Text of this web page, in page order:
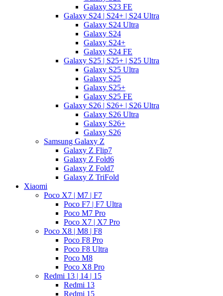
Galaxy S23 FE
Galaxy S24 | S24+ | S24 Ultra
Galaxy S24 Ultra
Galaxy S24
Galaxy S24+
Galaxy S24 FE
Galaxy S25 | S25+ | S25 Ultra
Galaxy S25 Ultra
Galaxy S25
Galaxy S25+
Galaxy S25 FE
Galaxy S26 | S26+ | S26 Ultra
Galaxy S26 Ultra
Galaxy S26+
Galaxy S26
Samsung Galaxy Z
Galaxy Z Flip7
Galaxy Z Fold6
Galaxy Z Fold7
Galaxy Z TriFold
Xiaomi
Poco X7 | M7 | F7
Poco F7 | F7 Ultra
Poco M7 Pro
Poco X7 | X7 Pro
Poco X8 | M8 | F8
Poco F8 Pro
Poco F8 Ultra
Poco M8
Poco X8 Pro
Redmi 13 | 14 | 15
Redmi 13
Redmi 15